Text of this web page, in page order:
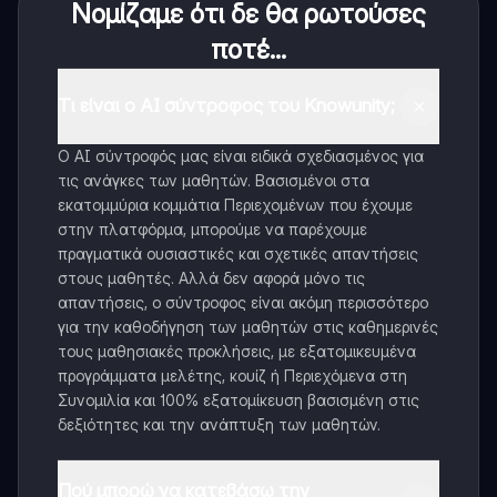
Νομίζαμε ότι δε θα ρωτούσες
ποτέ...
Ο AI σύντροφός μας είναι ειδικά σχεδιασμένος για
τις ανάγκες των μαθητών. Βασισμένοι στα
εκατομμύρια κομμάτια Περιεχομένων που έχουμε
στην πλατφόρμα, μπορούμε να παρέχουμε
πραγματικά ουσιαστικές και σχετικές απαντήσεις
στους μαθητές. Αλλά δεν αφορά μόνο τις
απαντήσεις, ο σύντροφος είναι ακόμη περισσότερο
για την καθοδήγηση των μαθητών στις καθημερινές
τους μαθησιακές προκλήσεις, με εξατομικευμένα
προγράμματα μελέτης, κουίζ ή Περιεχόμενα στη
Συνομιλία και 100% εξατομίκευση βασισμένη στις
δεξιότητες και την ανάπτυξη των μαθητών.